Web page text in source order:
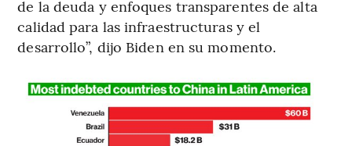
de la deuda y enfoques transparentes de alta
calidad para las infraestructuras y el
desarrollo”, dijo Biden en su momento.